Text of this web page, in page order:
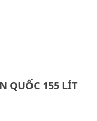
QUỐC 155 LÍT